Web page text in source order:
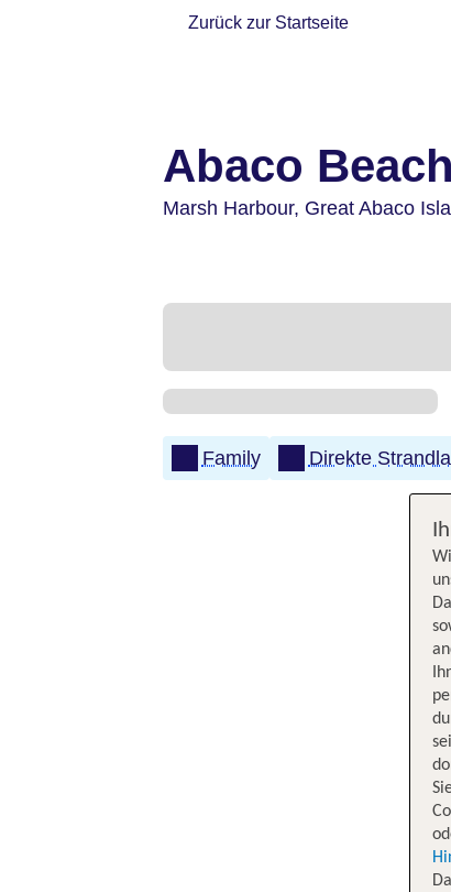
Zurück zur Startseite
Abaco
Marsh Harbour, Great Abaco
Family Direkte